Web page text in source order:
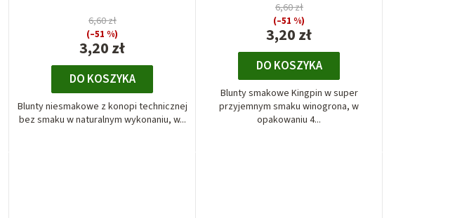
p
r
o
d
u
3,20 zł
6,60 zł
(–51 %)
DO KOSZYKA
Blunty niesmakowe z konopi technicznej
bez smaku w naturalnym wykonaniu, w...
3,20 zł
6,60 zł
(–51 %)
DO KOSZYKA
Blunty smakowe Kingpin w super
przyjemnym smaku winogrona, w
opakowaniu 4...